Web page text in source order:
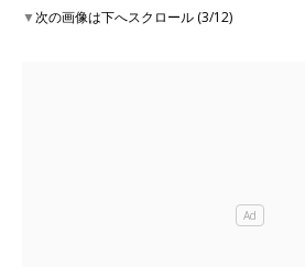
▼次の画像は下へスクロール (3/12)